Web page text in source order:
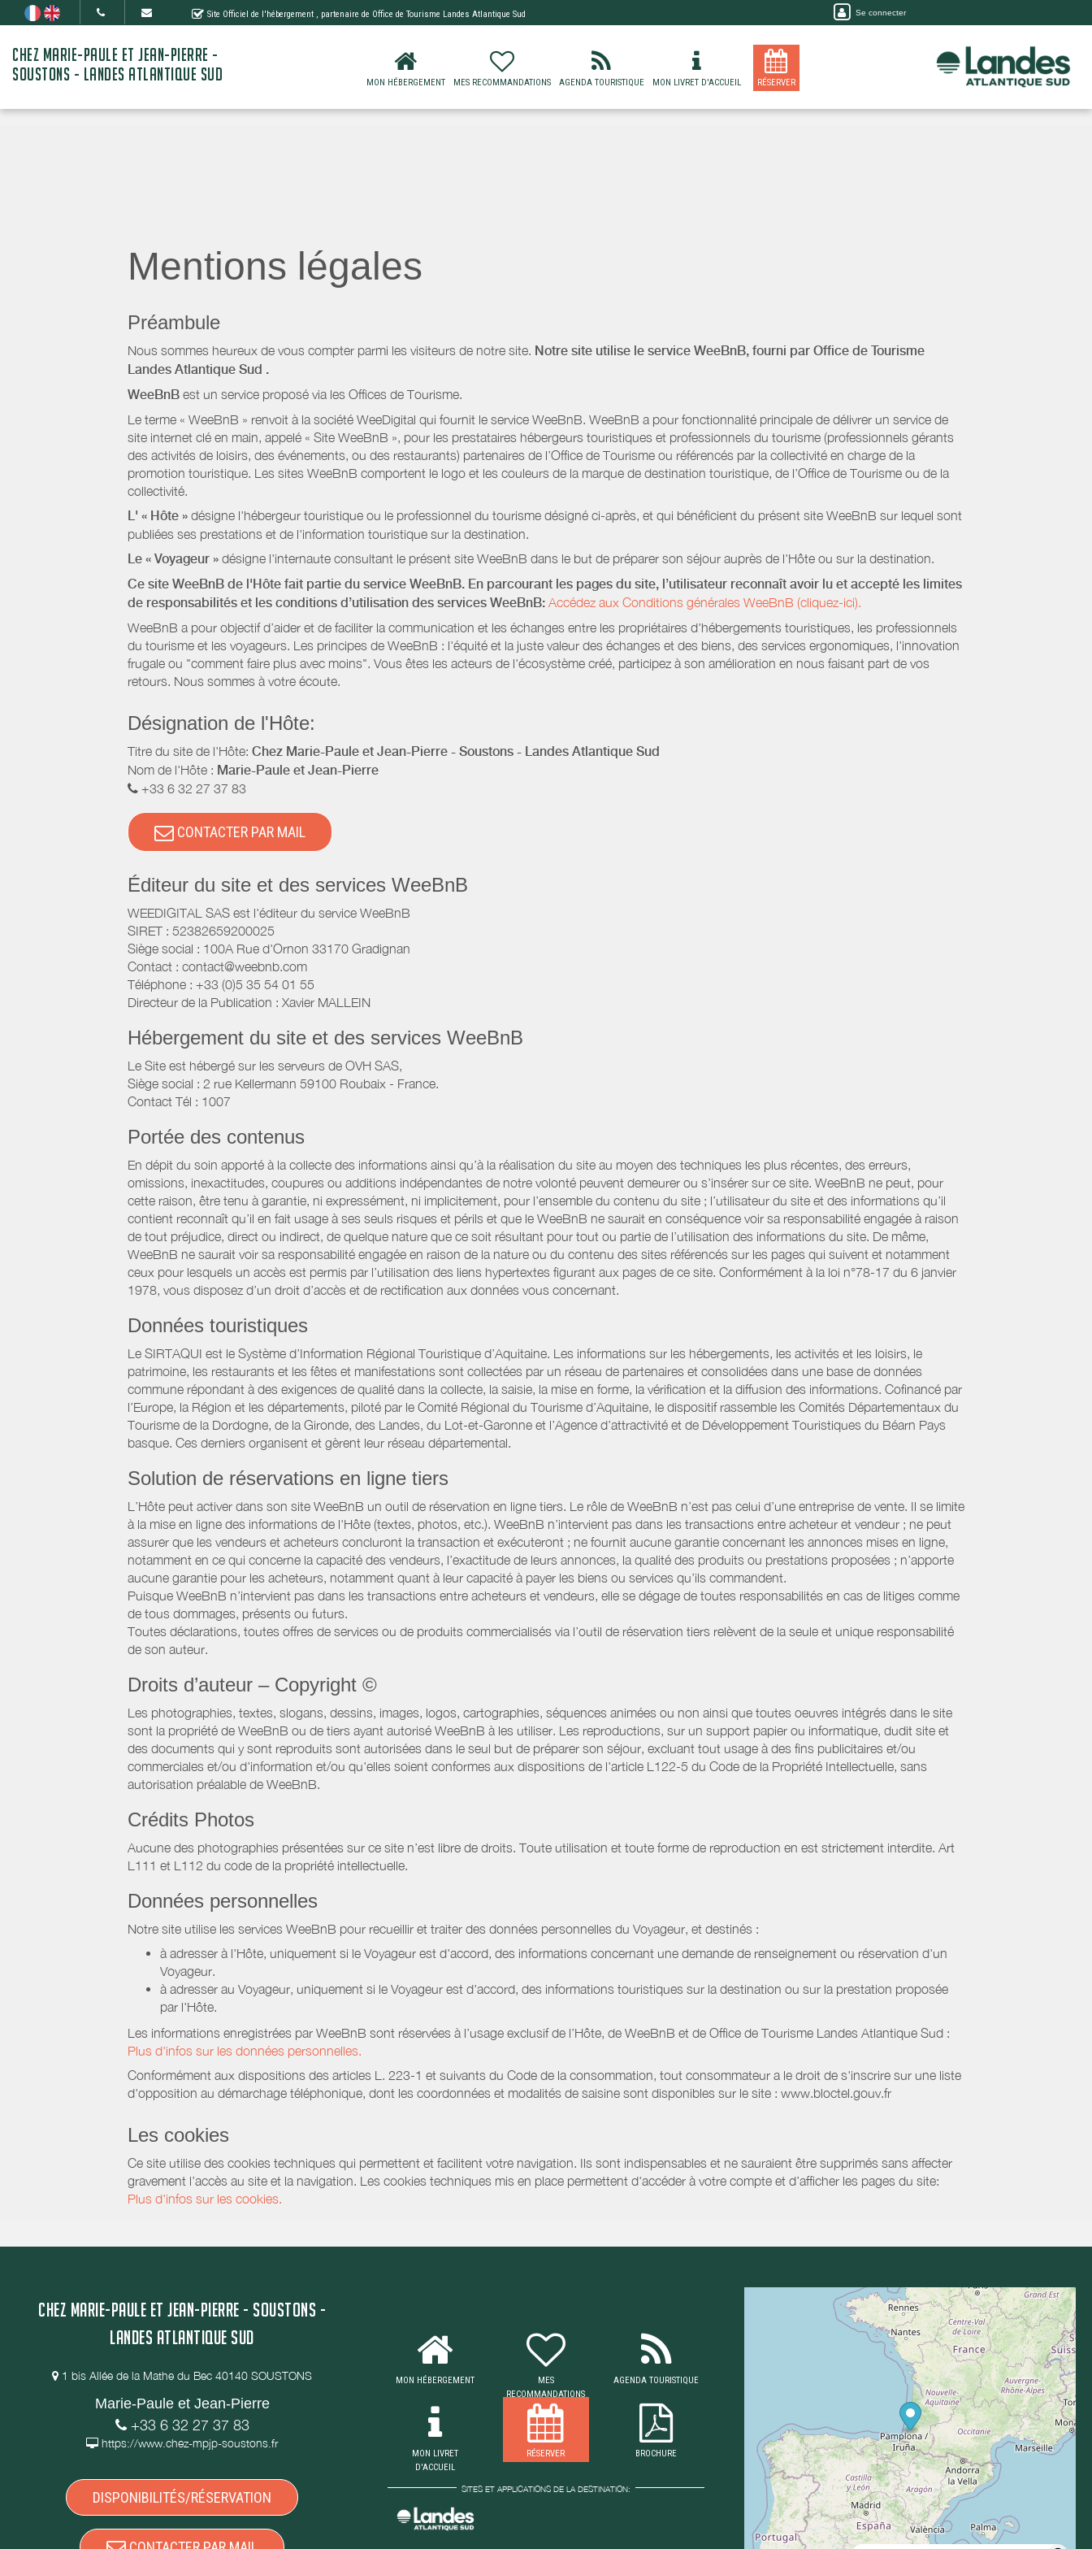
Site Officiel de l'hébergement , partenaire de Office de Tourisme Landes Atlantique Sud Se connecter
CHEZ MARIE-PAULE ET JEAN-PIERRE -
SOUSTONS - LANDES ATLANTIQUE SUD
MON HÉBERGEMENT MES RECOMMANDATIONS AGENDA TOURISTIQUE MON LIVRET D'ACCUEIL RÉSERVER
Mentions légales
Préambule
Nous sommes heureux de vous compter parmi les visiteurs de notre site. Notre site utilise le service WeeBnB, fourni par Office de Tourisme
Landes Atlantique Sud .
WeeBnB est un service proposé via les Offices de Tourisme.
Le terme « WeeBnB » renvoit à la société WeeDigital qui fournit le service WeeBnB. WeeBnB a pour fonctionnalité principale de délivrer un service de
site internet clé en main, appelé « Site WeeBnB », pour les prestataires hébergeurs touristiques et professionnels du tourisme (professionnels gérants
des activités de loisirs, des événements, ou des restaurants) partenaires de l’Office de Tourisme ou référencés par la collectivité en charge de la
promotion touristique. Les sites WeeBnB comportent le logo et les couleurs de la marque de destination touristique, de l’Office de Tourisme ou de la
collectivité.
L' « Hôte » désigne l'hébergeur touristique ou le professionnel du tourisme désigné ci-après, et qui bénéficient du présent site WeeBnB sur lequel sont
publiées ses prestations et de l'information touristique sur la destination.
Le « Voyageur » désigne l'internaute consultant le présent site WeeBnB dans le but de préparer son séjour auprès de l'Hôte ou sur la destination.
Ce site WeeBnB de l'Hôte fait partie du service WeeBnB. En parcourant les pages du site, l’utilisateur reconnaît avoir lu et accepté les limites
de responsabilités et les conditions d’utilisation des services WeeBnB: Accédez aux Conditions générales WeeBnB (cliquez-ici).
WeeBnB a pour objectif d’aider et de faciliter la communication et les échanges entre les propriétaires d'hébergements touristiques, les professionnels
du tourisme et les voyageurs. Les principes de WeeBnB : l'équité et la juste valeur des échanges et des biens, des services ergonomiques, l'innovation
frugale ou "comment faire plus avec moins". Vous êtes les acteurs de l'écosystème créé, participez à son amélioration en nous faisant part de vos
retours. Nous sommes à votre écoute.
Désignation de l'Hôte:
Titre du site de l'Hôte: Chez Marie-Paule et Jean-Pierre - Soustons - Landes Atlantique Sud
Nom de l'Hôte : Marie-Paule et Jean-Pierre
+33 6 32 27 37 83
CONTACTER PAR MAIL
Éditeur du site et des services WeeBnB
WEEDIGITAL SAS est l'éditeur du service WeeBnB
SIRET : 52382659200025
Siège social : 100A Rue d'Ornon 33170 Gradignan
Contact : contact@weebnb.com
Téléphone : +33 (0)5 35 54 01 55
Directeur de la Publication : Xavier MALLEIN
Hébergement du site et des services WeeBnB
Le Site est hébergé sur les serveurs de OVH SAS,
Siège social : 2 rue Kellermann 59100 Roubaix - France.
Contact Tél : 1007
Portée des contenus
En dépit du soin apporté à la collecte des informations ainsi qu’à la réalisation du site au moyen des techniques les plus récentes, des erreurs,
omissions, inexactitudes, coupures ou additions indépendantes de notre volonté peuvent demeurer ou s’insérer sur ce site. WeeBnB ne peut, pour
cette raison, être tenu à garantie, ni expressément, ni implicitement, pour l’ensemble du contenu du site ; l’utilisateur du site et des informations qu’il
contient reconnaît qu’il en fait usage à ses seuls risques et périls et que le WeeBnB ne saurait en conséquence voir sa responsabilité engagée à raison
de tout préjudice, direct ou indirect, de quelque nature que ce soit résultant pour tout ou partie de l’utilisation des informations du site. De même,
WeeBnB ne saurait voir sa responsabilité engagée en raison de la nature ou du contenu des sites référencés sur les pages qui suivent et notamment
ceux pour lesquels un accès est permis par l’utilisation des liens hypertextes figurant aux pages de ce site. Conformément à la loi n°78-17 du 6 janvier
1978, vous disposez d’un droit d’accès et de rectification aux données vous concernant.
Données touristiques
Le SIRTAQUI est le Système d’Information Régional Touristique d’Aquitaine. Les informations sur les hébergements, les activités et les loisirs, le
patrimoine, les restaurants et les fêtes et manifestations sont collectées par un réseau de partenaires et consolidées dans une base de données
commune répondant à des exigences de qualité dans la collecte, la saisie, la mise en forme, la vérification et la diffusion des informations. Cofinancé par
l’Europe, la Région et les départements, piloté par le Comité Régional du Tourisme d’Aquitaine, le dispositif rassemble les Comités Départementaux du
Tourisme de la Dordogne, de la Gironde, des Landes, du Lot-et-Garonne et l’Agence d’attractivité et de Développement Touristiques du Béarn Pays
basque. Ces derniers organisent et gèrent leur réseau départemental.
Solution de réservations en ligne tiers
L’Hôte peut activer dans son site WeeBnB un outil de réservation en ligne tiers. Le rôle de WeeBnB n’est pas celui d’une entreprise de vente. Il se limite
à la mise en ligne des informations de l'Hôte (textes, photos, etc.). WeeBnB n’intervient pas dans les transactions entre acheteur et vendeur ; ne peut
assurer que les vendeurs et acheteurs concluront la transaction et exécuteront ; ne fournit aucune garantie concernant les annonces mises en ligne,
notamment en ce qui concerne la capacité des vendeurs, l’exactitude de leurs annonces, la qualité des produits ou prestations proposées ; n’apporte
aucune garantie pour les acheteurs, notamment quant à leur capacité à payer les biens ou services qu’ils commandent.
Puisque WeeBnB n’intervient pas dans les transactions entre acheteurs et vendeurs, elle se dégage de toutes responsabilités en cas de litiges comme
de tous dommages, présents ou futurs.
Toutes déclarations, toutes offres de services ou de produits commercialisés via l’outil de réservation tiers relèvent de la seule et unique responsabilité
de son auteur.
Droits d’auteur – Copyright ©
Les photographies, textes, slogans, dessins, images, logos, cartographies, séquences animées ou non ainsi que toutes oeuvres intégrés dans le site
sont la propriété de WeeBnB ou de tiers ayant autorisé WeeBnB à les utiliser. Les reproductions, sur un support papier ou informatique, dudit site et
des documents qui y sont reproduits sont autorisées dans le seul but de préparer son séjour, excluant tout usage à des fins publicitaires et/ou
commerciales et/ou d'information et/ou qu'elles soient conformes aux dispositions de l'article L122-5 du Code de la Propriété Intellectuelle, sans
autorisation préalable de WeeBnB.
Crédits Photos
Aucune des photographies présentées sur ce site n’est libre de droits. Toute utilisation et toute forme de reproduction en est strictement interdite. Art
L111 et L112 du code de la propriété intellectuelle.
Données personnelles
Notre site utilise les services WeeBnB pour recueillir et traiter des données personnelles du Voyageur, et destinés :
à adresser à l'Hôte, uniquement si le Voyageur est d'accord, des informations concernant une demande de renseignement ou réservation d'un
Voyageur.
à adresser au Voyageur, uniquement si le Voyageur est d'accord, des informations touristiques sur la destination ou sur la prestation proposée
par l'Hôte.
Les informations enregistrées par WeeBnB sont réservées à l’usage exclusif de l’Hôte, de WeeBnB et de Office de Tourisme Landes Atlantique Sud :
Plus d'infos sur les données personnelles.
Conformément aux dispositions des articles L. 223-1 et suivants du Code de la consommation, tout consommateur a le droit de s'inscrire sur une liste
d'opposition au démarchage téléphonique, dont les coordonnées et modalités de saisine sont disponibles sur le site : www.bloctel.gouv.fr
Les cookies
Ce site utilise des cookies techniques qui permettent et facilitent votre navigation. Ils sont indispensables et ne sauraient être supprimés sans affecter
gravement l’accès au site et la navigation. Les cookies techniques mis en place permettent d'accéder à votre compte et d’afficher les pages du site:
Plus d'infos sur les cookies.
CHEZ MARIE-PAULE ET JEAN-PIERRE - SOUSTONS -
LANDES ATLANTIQUE SUD
1 bis Allée de la Mathe du Bec 40140 SOUSTONS
Marie-Paule et Jean-Pierre
+33 6 32 27 37 83
https://www.chez-mpjp-soustons.fr
DISPONIBILITÉS/RÉSERVATION
MON HÉBERGEMENT
MES
RECOMMANDATIONS
AGENDA TOURISTIQUE
MON LIVRET
D'ACCUEIL
RÉSERVER BROCHURE
SITES ET APPLICATIONS DE LA DESTINATION: